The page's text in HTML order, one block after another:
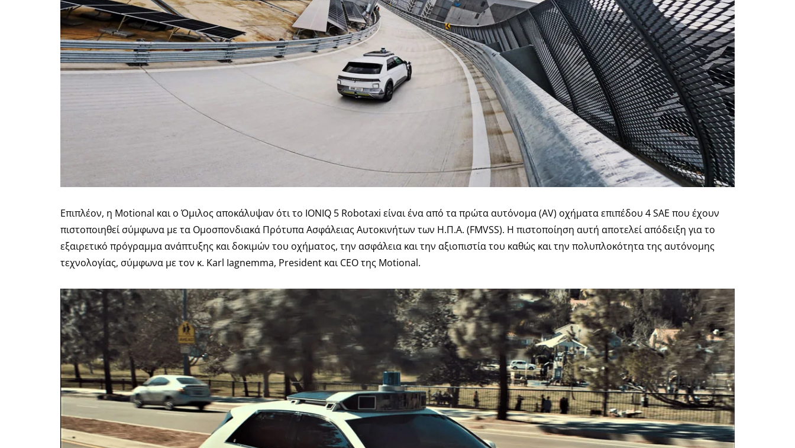
Επιπλέον, η Motional και ο Όμιλος αποκάλυψαν ότι το IONIQ 5 Robotaxi είναι ένα από τα πρώτα αυτόνομα (AV) οχήματα επιπέδου 4 SAE που έχουν
πιστοποιηθεί σύμφωνα με τα Ομοσπονδιακά Πρότυπα Ασφάλειας Αυτοκινήτων των Η.Π.Α. (FMVSS). Η πιστοποίηση αυτή αποτελεί απόδειξη για το
εξαιρετικό πρόγραμμα ανάπτυξης και δοκιμών του οχήματος, την ασφάλεια και την αξιοπιστία του καθώς και την πολυπλοκότητα της αυτόνομης
τεχνολογίας, σύμφωνα με τον κ. Karl Iagnemma, President και CEO της Motional.